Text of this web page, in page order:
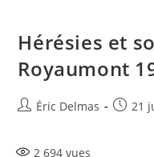
Hérésies et
Royaumont
Auteur/autrice
Éric Delmas 21
2 694 vues